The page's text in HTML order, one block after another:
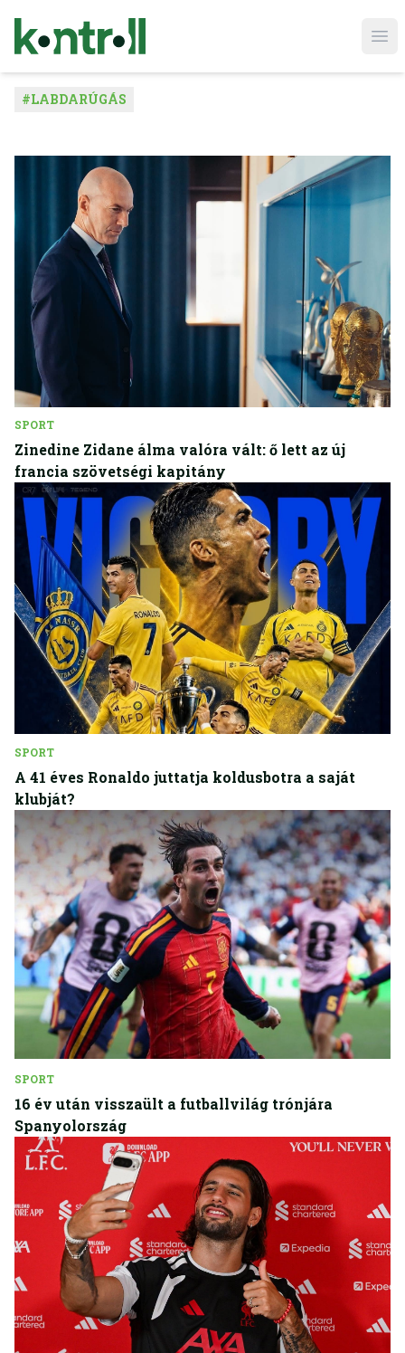
#LABDARÚGÁS
SPORT
Zinedine Zidane álma valóra vált: ő lett az új
francia szövetségi kapitány
SPORT
A 41 éves Ronaldo juttatja koldusbotra a saját
klubját?
SPORT
16 év után visszaült a futballvilág trónjára
Spanyolország